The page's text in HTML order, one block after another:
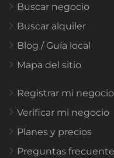
Buscar negocio
Buscar alquiler
Blog / Guía local
Mapa del sitio
Registrar mi negocio
Verificar mi negocio
Planes y precios
Preguntas